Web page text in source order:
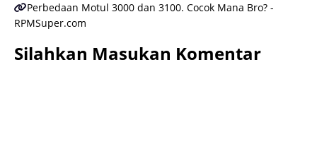
Perbedaan Motul 3000 dan 3100. Cocok Mana Bro? -
RPMSuper.com
Silahkan Masukan Komentar